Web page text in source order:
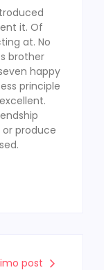
it. Of
at. No
brother
happy
principle
produce
post